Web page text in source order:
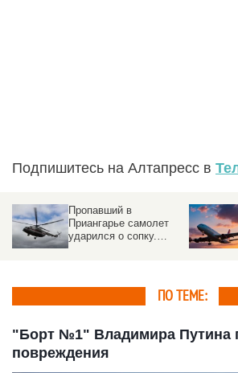
Подпишитесь на Алтапресс в
Пропавший в
Приангарье самолет
ударился о сопку.
ПО ТЕМЕ:
"Борт №1" Владимира Путина
повреждения